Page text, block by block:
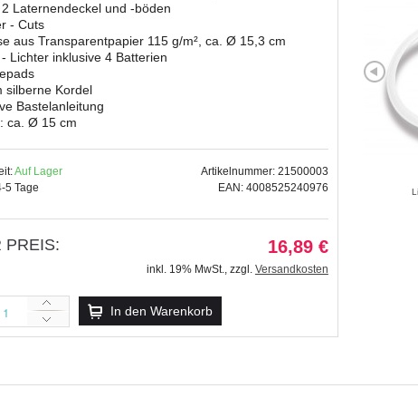
Laternendeckel und -böden
- Cuts
aus Transparentpapier 115 g/m², ca. Ø 15,3 cm
Lichter inklusive 4 Batterien
silberne Kordel
Bastelanleitung
ca. Ø 15 cm
Auf Lager
5 Tage
Artikelnummer: 21500003
EAN: 4008525240976
PREIS: 16,89 €
inkl. 19% MwSt., zzgl. Versandkosten
In den Warenkorb
Bastelset Design Sterne aus Kraftkarton
19,49 €
Versandkosten